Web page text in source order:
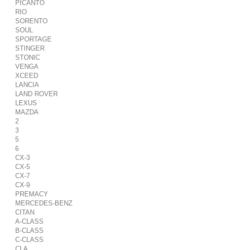
PICANTO
RIO
SORENTO
SOUL
SPORTAGE
STINGER
STONIC
VENGA
XCEED
LANCIA
LAND ROVER
LEXUS
MAZDA
2
3
5
6
CX-3
CX-5
CX-7
CX-9
PREMACY
MERCEDES-BENZ
CITAN
A-CLASS
B-CLASS
C-CLASS